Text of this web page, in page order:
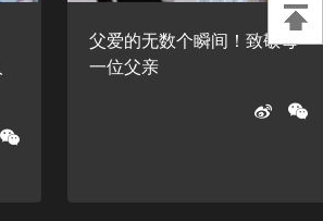
等信息不实
父爱的无数个瞬间！致敬每
一位父亲